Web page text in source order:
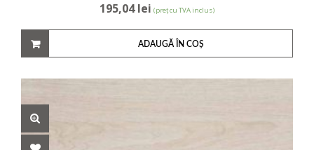
195,04lei (preț cu TVA inclus)
ADAUGĂ ÎN COȘ